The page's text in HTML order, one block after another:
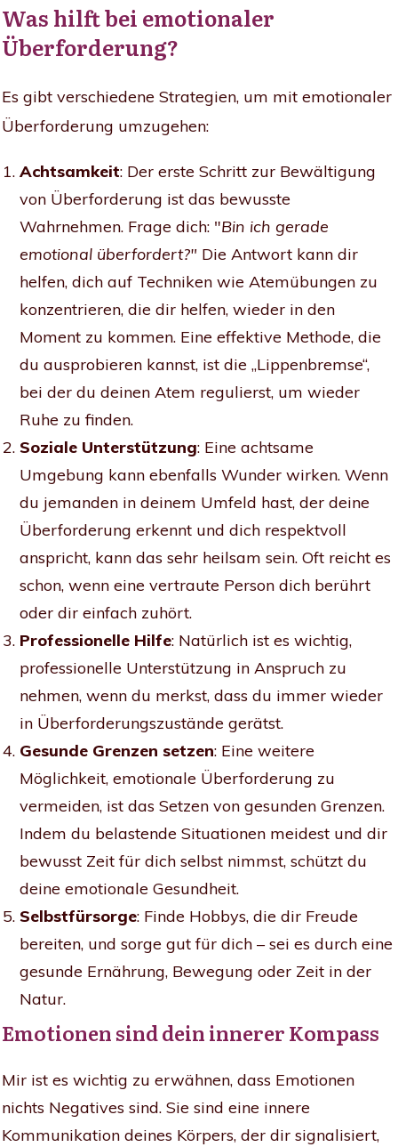
Was hilft bei emotionaler
Überforderung?
Es gibt verschiedene Strategien, um mit emotionaler
Überforderung umzugehen:
Achtsamkeit: Der erste Schritt zur Bewältigung
von Überforderung ist das bewusste
Wahrnehmen. Frage dich: "Bin ich gerade
emotional überfordert?" Die Antwort kann dir
helfen, dich auf Techniken wie Atemübungen zu
konzentrieren, die dir helfen, wieder in den
Moment zu kommen. Eine effektive Methode, die
du ausprobieren kannst, ist die „Lippenbremse“,
bei der du deinen Atem regulierst, um wieder
Ruhe zu finden.
Soziale Unterstützung: Eine achtsame
Umgebung kann ebenfalls Wunder wirken. Wenn
du jemanden in deinem Umfeld hast, der deine
Überforderung erkennt und dich respektvoll
anspricht, kann das sehr heilsam sein. Oft reicht es
schon, wenn eine vertraute Person dich berührt
oder dir einfach zuhört.
Professionelle Hilfe: Natürlich ist es wichtig,
professionelle Unterstützung in Anspruch zu
nehmen, wenn du merkst, dass du immer wieder
in Überforderungszustände gerätst.
Gesunde Grenzen setzen: Eine weitere
Möglichkeit, emotionale Überforderung zu
vermeiden, ist das Setzen von gesunden Grenzen.
Indem du belastende Situationen meidest und dir
bewusst Zeit für dich selbst nimmst, schützt du
deine emotionale Gesundheit.
Selbstfürsorge: Finde Hobbys, die dir Freude
bereiten, und sorge gut für dich – sei es durch eine
gesunde Ernährung, Bewegung oder Zeit in der
Natur.
Emotionen sind dein innerer Kompass
Mir ist es wichtig zu erwähnen, dass Emotionen
nichts Negatives sind. Sie sind eine innere
Kommunikation deines Körpers, der dir signalisiert,